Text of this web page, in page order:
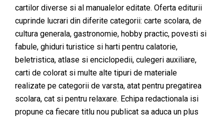
cartilor diverse si al manualelor editate. Oferta editurii
cuprinde lucrari din diferite categorii: carte scolara, de
cultura generala, gastronomie, hobby practic, povesti si
fabule, ghiduri turistice si harti pentru calatorie,
beletristica, atlase si enciclopedii, culegeri auxiliare,
carti de colorat si multe alte tipuri de materiale
realizate pe categorii de varsta, atat pentru pregatirea
scolara, cat si pentru relaxare. Echipa redactionala isi
propune ca fiecare titlu nou publicat sa aduca un plus